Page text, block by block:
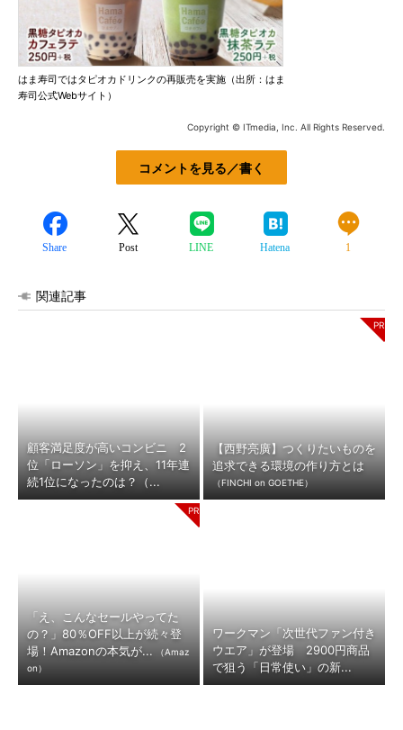
はま寿司ではタピオカドリンクの再販売を実施（出所：はま
寿司公式Webサイト）
Copyright © ITmedia, Inc. All Rights Reserved.
コメントを見る／書く
Share Post LINE Hatena 1
関連記事
顧客満足度が高いコンビニ 2
位「ローソン」を抑え、11年連
続1位になったのは？（...
【西野亮廣】つくりたいものを
追求できる環境の作り方とは
（FINCHI on GOETHE）
「え、こんなセールやってた
の？」80％OFF以上が続々登
場！Amazonの本気が...
（Amaz
on）
ワークマン「次世代ファン付き
ウエア」が登場 2900円商品
で狙う「日常使い」の新...